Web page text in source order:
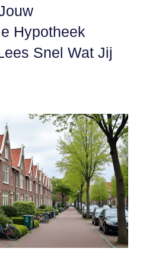
Hypotheek
Snel Wat Jij